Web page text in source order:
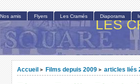
LES
Accueil > Films depuis 2009 > articles liés
Nos amis Flyers Les Cramés Diaporama